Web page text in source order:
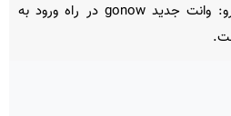
پرشین خودرو: وانت جدید gonow در راه ورود به